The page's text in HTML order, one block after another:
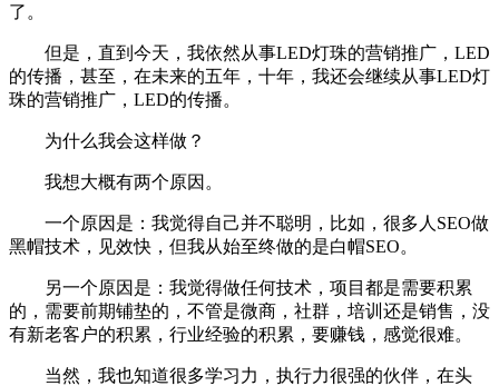
了。
但是，直到今天，我依然从事LED灯珠的营销推广，LED
的传播，甚至，在未来的五年，十年，我还会继续从事LED灯
珠的营销推广，LED的传播。
为什么我会这样做？
我想大概有两个原因。
一个原因是：我觉得自己并不聪明，比如，很多人SEO做
黑帽技术，见效快，但我从始至终做的是白帽SEO。
另一个原因是：我觉得做任何技术，项目都是需要积累
的，需要前期铺垫的，不管是微商，社群，培训还是销售，没
有新老客户的积累，行业经验的积累，要赚钱，感觉很难。
当然，我也知道很多学习力，执行力很强的伙伴，在头